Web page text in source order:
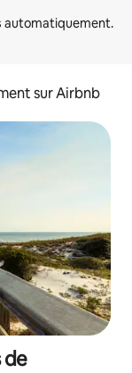
sur Airbnb
de